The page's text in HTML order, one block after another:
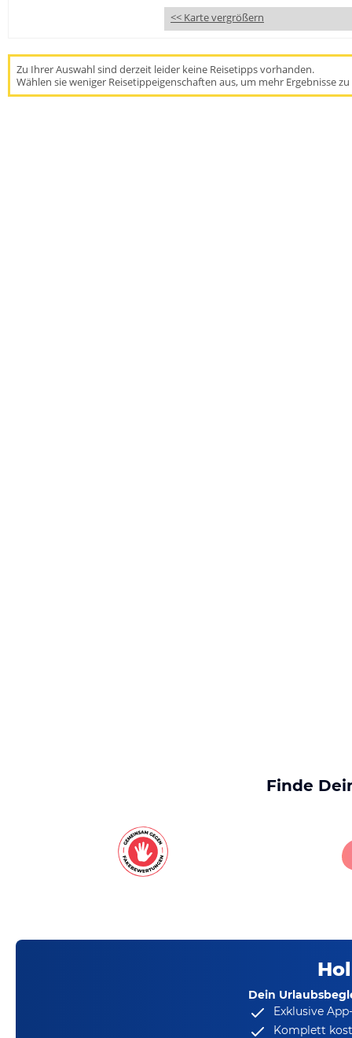
<< Karte vergrößern
Zu Ihrer Auswahl sind derzeit leider keine Reisetipps vorhanden.
Wählen sie weniger Reisetippeigenschaften aus, um mehr Ergebnisse
Finde
Dein
Exklusive
Komplett